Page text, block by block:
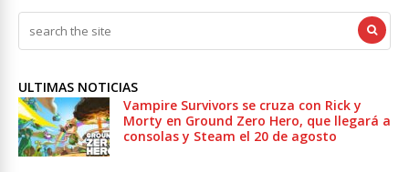
ULTIMAS NOTICIAS
Vampire Survivors se cruza con Rick y
Morty en Ground Zero Hero, que llegará a
consolas y Steam el 20 de agosto